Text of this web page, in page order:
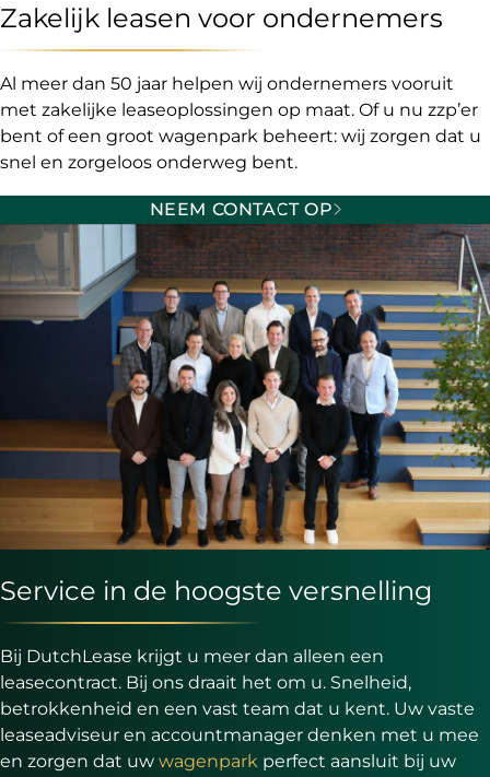
Zakelijk leasen voor ondernemers
Al meer dan 50 jaar helpen wij ondernemers vooruit
met zakelijke leaseoplossingen op maat. Of u nu zzp’er
bent of een groot wagenpark beheert: wij zorgen dat u
snel en zorgeloos onderweg bent.
NEEM CONTACT OP
Service in de hoogste versnelling
Bij DutchLease krijgt u meer dan alleen een
leasecontract. Bij ons draait het om u. Snelheid,
betrokkenheid en een vast team dat u kent. Uw vaste
leaseadviseur en accountmanager denken met u mee
en zorgen dat uw wagenpark perfect aansluit bij uw